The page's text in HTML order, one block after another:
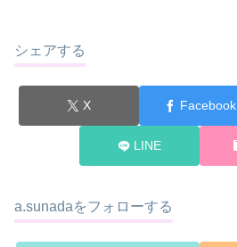
シェアする
X Facebook
LINE
a.sunadaをフォローする